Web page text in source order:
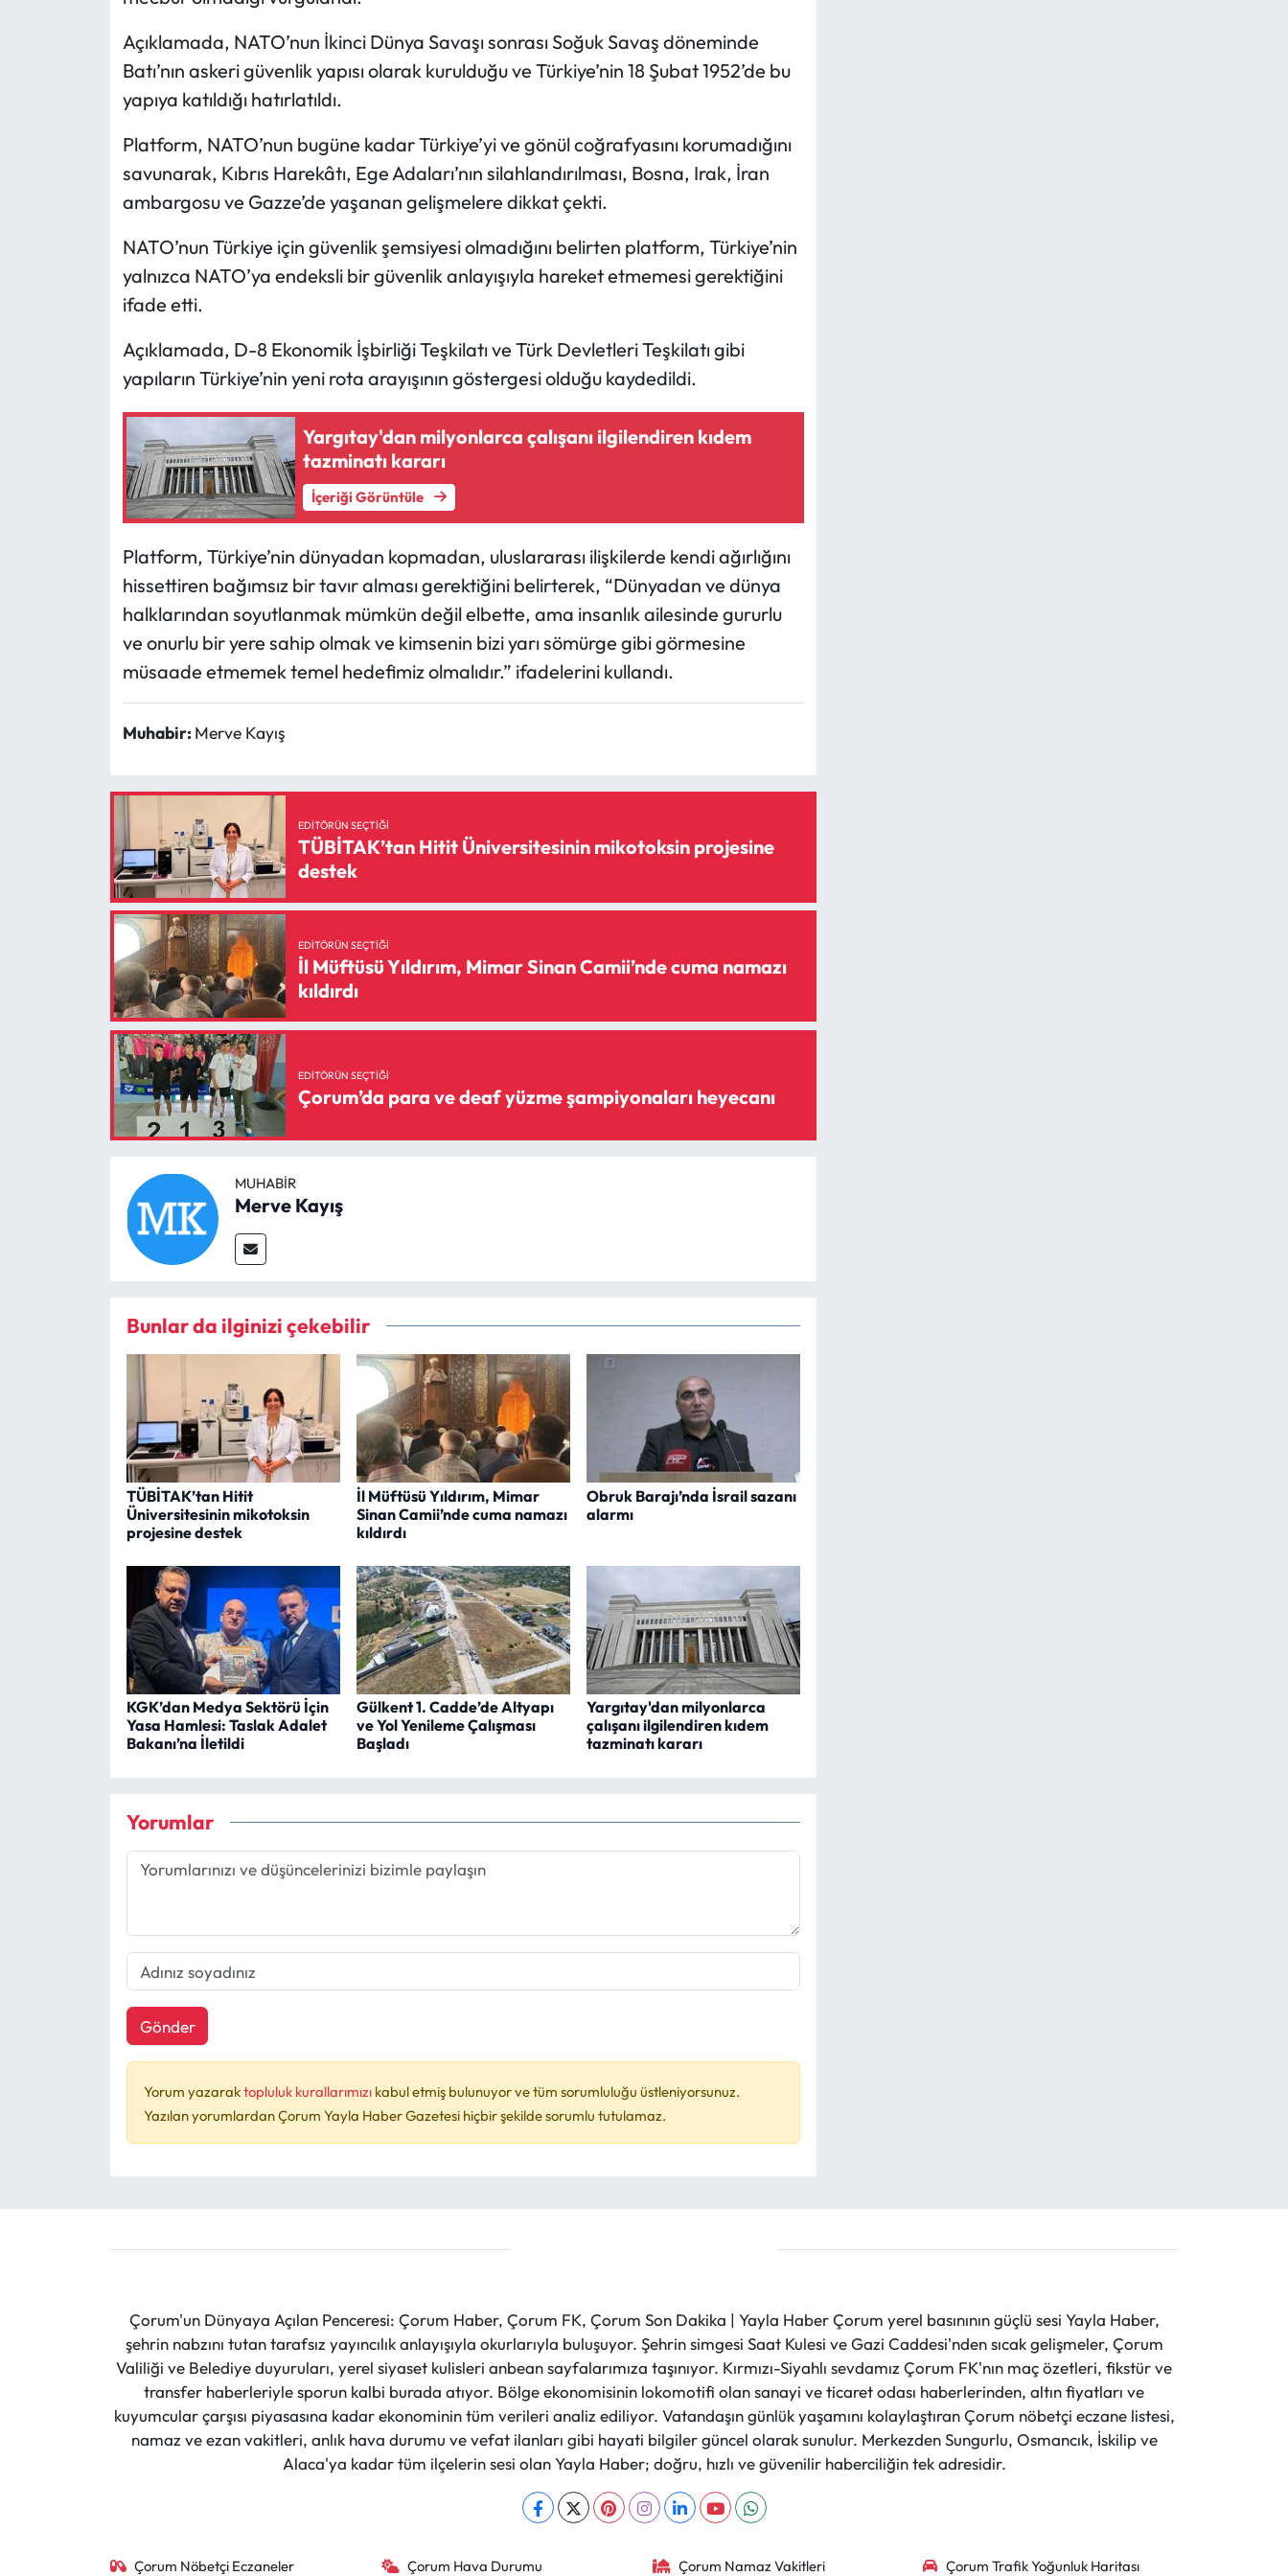
Açıklamada, NATO’nun İkinci Dünya Savaşı sonrası Soğuk Savaş döneminde
Batı’nın askeri güvenlik yapısı olarak kurulduğu ve Türkiye’nin 18 Şubat 1952’de bu
yapıya katıldığı hatırlatıldı.
Platform, NATO’nun bugüne kadar Türkiye’yi ve gönül coğrafyasını korumadığını
savunarak, Kıbrıs Harekâtı, Ege Adaları’nın silahlandırılması, Bosna, Irak, İran
ambargosu ve Gazze’de yaşanan gelişmelere dikkat çekti.
NATO’nun Türkiye için güvenlik şemsiyesi olmadığını belirten platform, Türkiye’nin
yalnızca NATO’ya endeksli bir güvenlik anlayışıyla hareket etmemesi gerektiğini
ifade etti.
Açıklamada, D-8 Ekonomik İşbirliği Teşkilatı ve Türk Devletleri Teşkilatı gibi
yapıların Türkiye’nin yeni rota arayışının göstergesi olduğu kaydedildi.
Yargıtay'dan milyonlarca çalışanı ilgilendiren kıdem
tazminatı kararı
İçeriği Görüntüle
Platform, Türkiye’nin dünyadan kopmadan, uluslararası ilişkilerde kendi ağırlığını
hissettiren bağımsız bir tavır alması gerektiğini belirterek, “Dünyadan ve dünya
halklarından soyutlanmak mümkün değil elbette, ama insanlık ailesinde gururlu
ve onurlu bir yere sahip olmak ve kimsenin bizi yarı sömürge gibi görmesine
müsaade etmemek temel hedefimiz olmalıdır.” ifadelerini kullandı.
Muhabir: Merve Kayış
EDITÖRÜN SEÇTIĞI
TÜBİTAK’tan Hitit Üniversitesinin mikotoksin projesine
destek
EDITÖRÜN SEÇTIĞI
İl Müftüsü Yıldırım, Mimar Sinan Camii’nde cuma namazı
kıldırdı
EDITÖRÜN SEÇTIĞI
Çorum’da para ve deaf yüzme şampiyonaları heyecanı
MUHABIR
Merve Kayış
Bunlar da ilginizi çekebilir
TÜBİTAK’tan Hitit
Üniversitesinin mikotoksin
projesine destek
İl Müftüsü Yıldırım, Mimar
Sinan Camii’nde cuma namazı
kıldırdı
Obruk Barajı’nda İsrail sazanı
alarmı
KGK’dan Medya Sektörü İçin
Yasa Hamlesi: Taslak Adalet
Bakanı’na İletildi
Gülkent 1. Cadde’de Altyapı
ve Yol Yenileme Çalışması
Başladı
Yargıtay'dan milyonlarca
çalışanı ilgilendiren kıdem
tazminatı kararı
Yorumlar
Gönder
Yorum yazaraktopluluk kurallarımızı kabul etmiş bulunuyor ve tüm sorumluluğu üstleniyorsunuz.
Yazılan yorumlardan Çorum Yayla Haber Gazetesi hiçbir şekilde sorumlu tutulamaz.
Çorum'un Dünyaya Açılan Penceresi: Çorum Haber, Çorum FK, Çorum Son Dakika | Yayla Haber Çorum yerel basınının güçlü sesi Yayla Haber,
şehrin nabzını tutan tarafsız yayıncılık anlayışıyla okurlarıyla buluşuyor. Şehrin simgesi Saat Kulesi ve Gazi Caddesi'nden sıcak gelişmeler, Çorum
Valiliği ve Belediye duyuruları, yerel siyaset kulisleri anbean sayfalarımıza taşınıyor. Kırmızı-Siyahlı sevdamız Çorum FK'nın maç özetleri, fikstür ve
transfer haberleriyle sporun kalbi burada atıyor. Bölge ekonomisinin lokomotifi olan sanayi ve ticaret odası haberlerinden, altın fiyatları ve
kuyumcular çarşısı piyasasına kadar ekonominin tüm verileri analiz ediliyor. Vatandaşın günlük yaşamını kolaylaştıran Çorum nöbetçi eczane listesi,
namaz ve ezan vakitleri, anlık hava durumu ve vefat ilanları gibi hayati bilgiler güncel olarak sunulur. Merkezden Sungurlu, Osmancık, İskilip ve
Alaca'ya kadar tüm ilçelerin sesi olan Yayla Haber; doğru, hızlı ve güvenilir haberciliğin tek adresidir.
Çorum Nöbetçi Eczaneler Çorum Hava Durumu Çorum Namaz Vakitleri Çorum Trafik Yoğunluk Haritası
Mecitözü Haberleri
Oğuzlar Haberleri
Ortaköy Haberleri
Osmancık Haberleri
Otomotiv
Resmi İlan
Resmi Reklam
Uğurludağ Haberleri
Yayla Haber
Yerel Haberler